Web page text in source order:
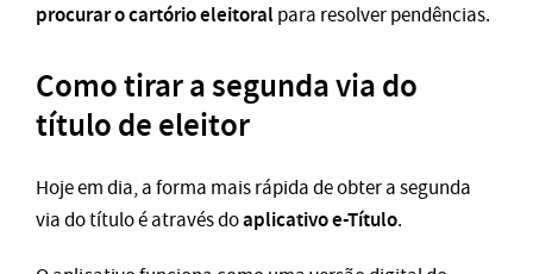
procurar o cartório eleitoralpara resolver pendências.
Como tirar a segunda via do
título de eleitor
Hoje em dia, a forma mais rápida de obter a segunda
via do título é através doaplicativo e-Título.